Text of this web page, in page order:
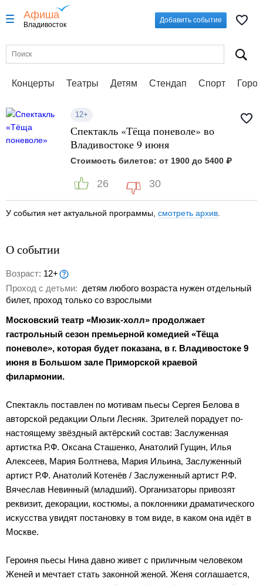
Афиша
Владивосток
Добавить событие
Концерты Театры Детям Стендап Спорт
12+
Спектакль «Тёща поневоле» во
Владивостоке 9 июня
Стоимость билетов: от 1900 до 5400 ₽
26 30
У события нет актуальной программы, смотреть архив
О событии
Возраст: 12+
Проход с детьми: детям любого возраста нужен отдельный
билет, проход только со взрослыми
Московский театр «Мюзик-холл» продолжает
гастрольный сезон премьерной комедией «Тёща
поневоле», которая будет показана, в г. Владивостоке 9
июня в Большом зале Приморской краевой
филармонии.
Спектакль поставлен по мотивам пьесы Сергея Белова в
авторской редакции Ольги Лесняк. Зрителей порадует по-
настоящему звёздный актёрский состав: Заслуженная
артистка Р.Ф. Оксана Сташенко, Анатолий Гущин, Илья
Алексеев, Мария Болтнева, Мария Ильина, Заслуженный
артист Р.Ф. Анатолий Котенёв / Заслуженный артист Р.Ф.
Вячеслав Невинный (младший). Организаторы привозят
реквизит, декорации, костюмы, а поклонники драматического
искусства увидят постановку в том виде, в каком она идёт в
Москве.
Героиня пьесы Нина давно живет с приличным человеком
Женей и мечтает стать законной женой. Женя соглашается,